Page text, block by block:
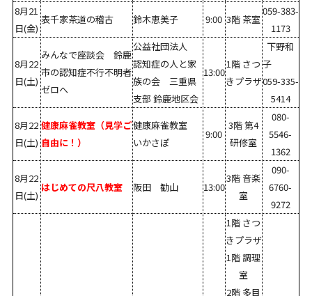
8月21
日(金)
表千家茶道の稽古 鈴木恵美子 9:00 3階 茶室
059-383-
1173
8月22
日(土)
みんなで座談会 鈴鹿
市の認知症不行不明者
ゼロへ
公益社団法人
認知症の人と家
族の会 三重県
支部 鈴鹿地区会
13:00
1階 さつ
きプラザ
下野和
子
059-335-
5414
8月22
日(土)
健康麻雀教室（見学ご
自由に！）
健康麻雀教室
いかさぽ
9:00
3階 第4
研修室
080-
5546-
1362
8月22
日(土)
はじめての尺八教室 阪田 勧山 13:00
3階 音楽
室
090-
6760-
9272
1階 さつ
きプラザ
1階 調理
室
2階 多目